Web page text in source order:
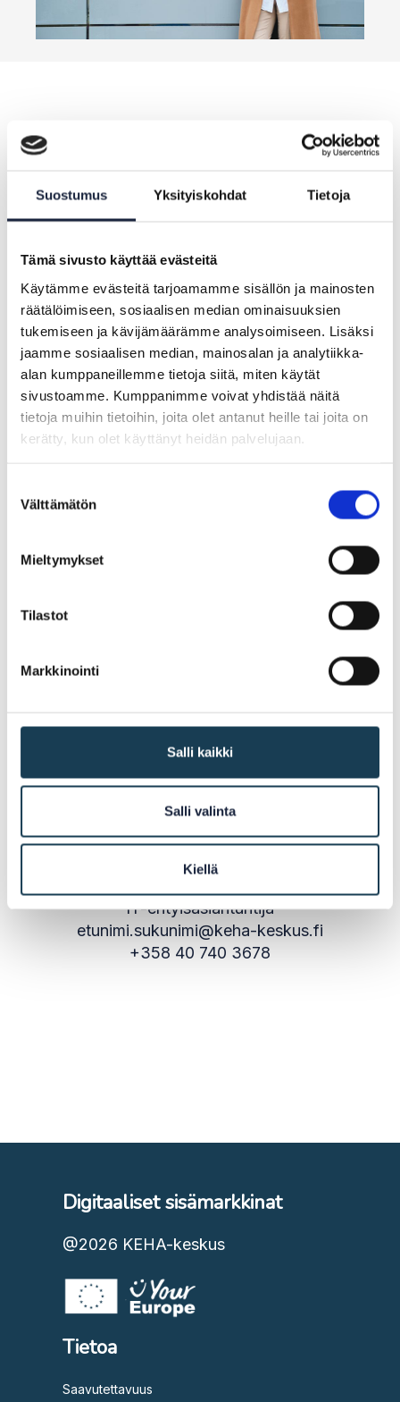
Suostumus Yksityiskohdat Tietoja
Tämä sivusto käyttää evästeitä
Käytämme evästeitä tarjoamamme sisällön ja mainosten
räätälöimiseen, sosiaalisen median ominaisuuksien
tukemiseen ja kävijämäärämme analysoimiseen. Lisäksi
jaamme sosiaalisen median, mainosalan ja analytiikka-
alan kumppaneillemme tietoja siitä, miten käytät
sivustoamme. Kumppanimme voivat yhdistää näitä
tietoja muihin tietoihin, joita olet antanut heille tai joita on
kerätty, kun olet käyttänyt heidän palvelujaan.
valinta
Välttämätön
Mieltymykset
Tilastot
Markkinointi
Salli kaikki
Salli valinta
Kiellä
Saat parhaiten yhteyttä meihin
Jarmo Kovero
Kansallinen koordinaattori
etunimi.sukunimi@keha-keskus.fi
+358 40 720 3931
Kirsi Mikkonen
Johtava asiantuntija
Olli Hurskainen
Erityisasiantuntija
etunimi.sukunimi@keha-keskus.fi
IT-erityisasiantuntija
etunimi.sukunimi@keha-keskus.fi
+358 40 740 3678
Digitaaliset sisämarkkinat
@2026 KEHA-keskus
Tietoa
Saavutettavuus